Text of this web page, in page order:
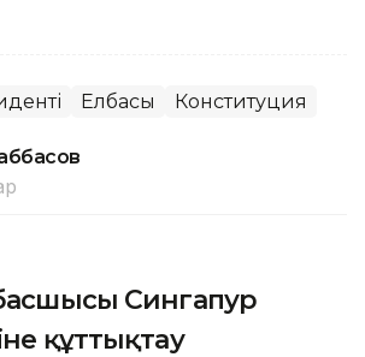
Елбасы Конституция
Сингапур
құттықтау